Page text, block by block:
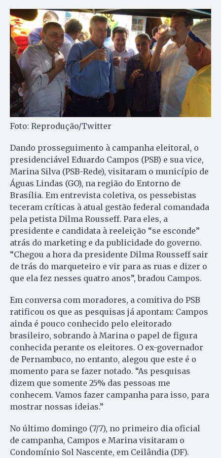
Foto: Reprodução/Twitter
Dando prosseguimento à campanha eleitoral, o
presidenciável Eduardo Campos (PSB) e sua vice,
Marina Silva (PSB-Rede), visitaram o município de
Águas Lindas (GO), na região do Entorno de
Brasília. Em entrevista coletiva, os pessebistas
teceram críticas à atual gestão federal comandada
pela petista Dilma Rousseff. Para eles, a
presidente e candidata à reeleição “se esconde”
atrás do marketing e da publicidade do governo.
“Chegou a hora da presidente Dilma Rousseff sair
de trás do marqueteiro e vir para as ruas e dizer o
que ela fez nesses quatro anos”, bradou Campos.
Em conversa com moradores, a comitiva do PSB
ratificou os que as pesquisas já apontam: Campos
ainda é pouco conhecido pelo eleitorado
brasileiro, sobrando à Marina o papel de figura
conhecida perante os eleitores. O ex-governador
de Pernambuco, no entanto, alegou que este é o
momento para se fazer notado. “As pesquisas
dizem que somente 25% das pessoas me
conhecem. Vamos fazer campanha para isso, para
mostrar nossas ideias.”
No último domingo (7/7), no primeiro dia oficial
de campanha, Campos e Marina visitaram o
Condomínio Sol Nascente, em Ceilândia (DF).